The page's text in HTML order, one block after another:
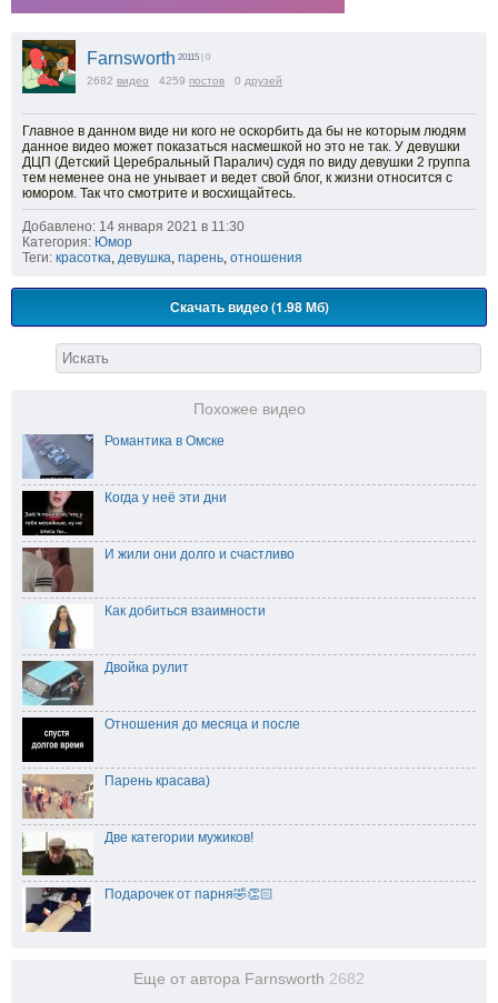
Farnsworth 20115 | 0
2682 видео 4259 постов 0 друзей
Главное в данном виде ни кого не оскорбить да бы не которым людям
данное видео может показаться насмешкой но это не так. У девушки
ДЦП (Детский Церебральный Паралич) судя по виду девушки 2 группа
тем неменее она не унывает и ведет свой блог, к жизни относится с
юмором. Так что смотрите и восхищайтесь.
Добавлено: 14 января 2021 в 11:30
Категория: Юмор
Теги: красотка девушка парень отношения
Скачать видео (1.98 Мб)
Похожее видео
Романтика в Омске
Когда у неё эти дни
И жили они долго и счастливо
Как добиться взаимности
Двойка рулит
Отношения до месяца и после
Парень красава)
Две категории мужиков!
Подарочек от парня🤣👏🏻
Еще от автора Farnsworth 2682